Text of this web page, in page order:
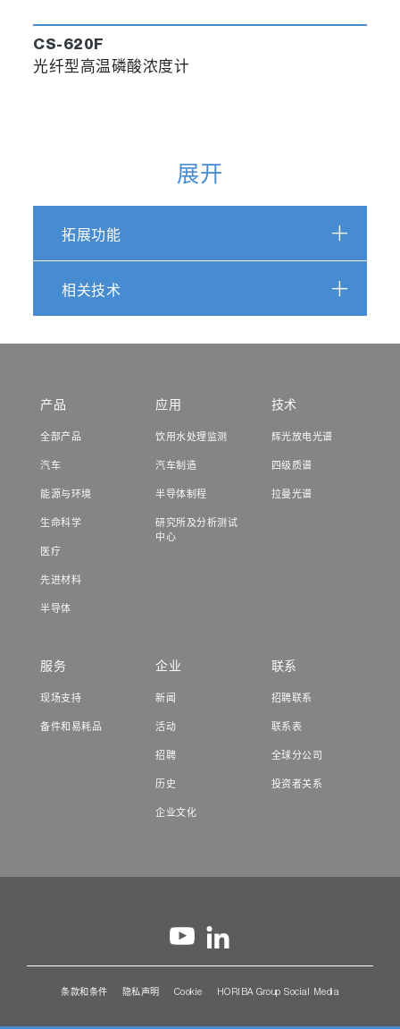
CS-620F
光纤型高温磷酸浓度计
展开
拓展功能
相关技术
产品
全部产品
汽车
能源与环境
生命科学
医疗
先进材料
半导体
应用
饮用水处理监测
汽车制造
半导体制程
研究所及分析测试
中心
技术
辉光放电光谱
四级质谱
拉曼光谱
服务
现场支持
备件和易耗品
企业
新闻
活动
招聘
历史
企业文化
联系
招聘联系
联系表
全球分公司
投资者关系
条款和条件 隐私声明 Cookie HORIBA Group Social Media